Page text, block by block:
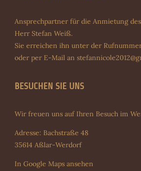
Ansprechpartner für die Anmietung
Herr Stefan Weiß.
Sie erreichen ihn unter der
oder per E-Mail an
BESUCHEN SIE UNS
Wir freuen uns auf Ihren Besuch im
Adresse: Bachstraße 48
35614 Aßlar-Werdorf
In Google Maps ansehen